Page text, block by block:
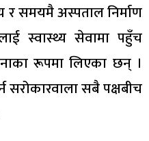
समयमै अस्पताल निर्माण
स्वास्थ्य सेवामा पहुँच
रूपमा लिएका छन् ।
सरोकारवाला सबै पक्षबीच